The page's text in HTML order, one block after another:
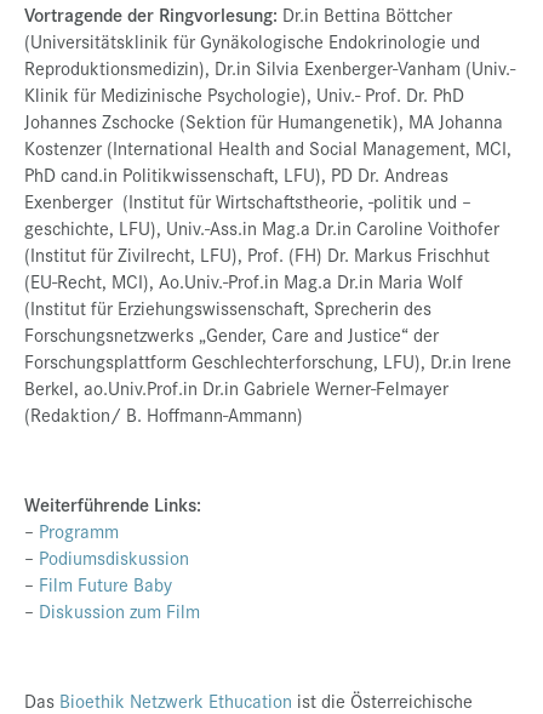
Vortragende der Ringvorlesung: Dr.in Bettina Böttcher
(Universitätsklinik für Gynäkologische Endokrinologie und
Reproduktionsmedizin), Dr.in Silvia Exenberger-Vanham (Univ.-
Klinik für Medizinische Psychologie), Univ.- Prof. Dr. PhD
Johannes Zschocke (Sektion für Humangenetik), MA Johanna
Kostenzer (International Health and Social Management, MCI,
PhD cand.in Politikwissenschaft, LFU), PD Dr. Andreas
Exenberger (Institut für Wirtschaftstheorie, -politik und –
geschichte, LFU), Univ.-Ass.in Mag.a Dr.in Caroline Voithofer
(Institut für Zivilrecht, LFU), Prof. (FH) Dr. Markus Frischhut
(EU-Recht, MCI), Ao.Univ.-Prof.in Mag.a Dr.in Maria Wolf
(Institut für Erziehungswissenschaft, Sprecherin des
Forschungsnetzwerks „Gender, Care and Justice“ der
Forschungsplattform Geschlechterforschung, LFU), Dr.in Irene
Berkel, ao.Univ.Prof.in Dr.in Gabriele Werner-Felmayer
(Redaktion/ B. Hoffmann-Ammann)
Weiterführende Links:
– Programm
– Podiumsdiskussion
– Film Future Baby
– Diskussion zum Film
Das Bioethik Netzwerk Ethucation ist die Österreichische